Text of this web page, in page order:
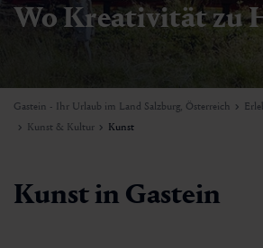
Wo Kreativität zu
Gastein - Ihr Urlaub im Land Salzburg, Österreich
Kunst & Kultur
Kunst
Kunst in Gastein